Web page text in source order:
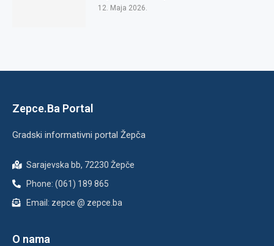
12. Maja 2026.
Zepce.Ba Portal
Gradski informativni portal Žepča
Sarajevska bb, 72230 Žepče
Phone: (061) 189 865
Email: zepce @ zepce.ba
O nama